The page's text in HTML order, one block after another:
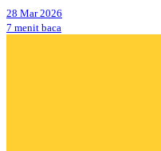
28 Mar 2026
7 menit baca